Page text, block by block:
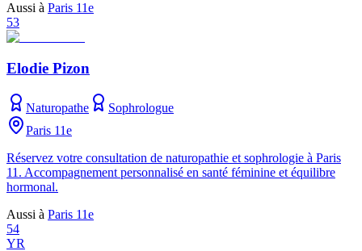
Aussi à Paris 11e
53
Elodie Pizon
Naturopathe
Sophrologue
Paris 11e
Réservez votre consultation de naturopathie et sophrologie à Paris
11. Accompagnement personnalisé en santé féminine et équilibre
hormonal.
Aussi à Paris 11e
54
YR